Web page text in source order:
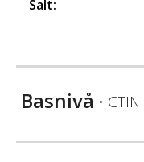
Salt:
Basnivå • GTIN